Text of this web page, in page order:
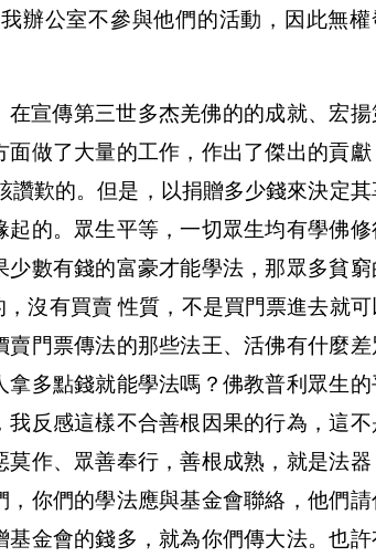
辦公室不參與他們的活動，因此無權
宣傳第三世多杰羌佛的的成就、宏揚
做了大量的工作，作出了傑出的貢獻
讚歎的。但是，以捐贈多少錢來決定其
的。眾生平等，一切眾生均有學佛修
數有錢的富豪才能學法，那眾多貧窮
沒有買賣 性質，不是買門票進去就可
門票傳法的那些法王、活佛有什麼差
多點錢就能學法嗎？佛教普利眾生的
反感這樣不合善根因果的行為，這不
作、眾善奉行，善根成熟，就是法器
你們的學法應與基金會聯絡，他們請
金會的錢多，就為你們傳大法。也許